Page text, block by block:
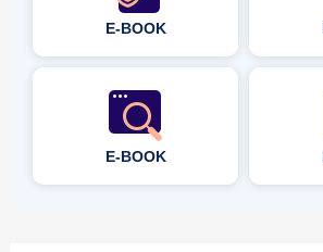
E-BOOK
E-BOOK